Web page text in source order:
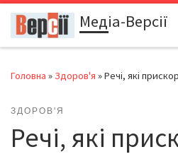
Перейти до вмістуМедіа-Версії
Головна » Здоров'я »Речі, які
ЗДОРОВ'Я
Речі, які